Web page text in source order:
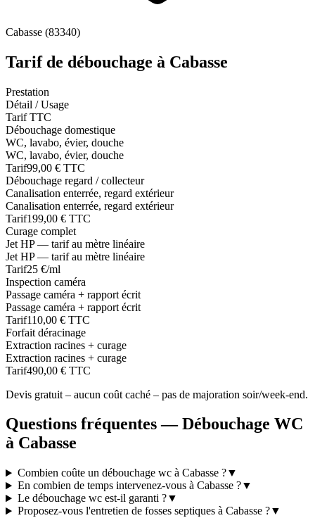
Cabasse (83340)
Tarif de débouchage à Cabasse
Prestation
Détail / Usage
Tarif TTC
Débouchage domestique
WC, lavabo, évier, douche
WC, lavabo, évier, douche
Tarif99,00 € TTC
Débouchage regard / collecteur
Canalisation enterrée, regard extérieur
Canalisation enterrée, regard extérieur
Tarif199,00 € TTC
Curage complet
Jet HP — tarif au mètre linéaire
Jet HP — tarif au mètre linéaire
Tarif25 €/ml
Inspection caméra
Passage caméra + rapport écrit
Passage caméra + rapport écrit
Tarif110,00 € TTC
Forfait déracinage
Extraction racines + curage
Extraction racines + curage
Tarif490,00 € TTC
Devis gratuit – aucun coût caché – pas de majoration soir/week-end.
Questions fréquentes —Débouchage WC
à Cabasse
Combien coûte un débouchage wc à Cabasse ?▼
En combien de temps intervenez-vous à Cabasse ?▼
Le débouchage wc est-il garanti ?▼
Proposez-vous l'entretien de fosses septiques à Cabasse ?▼